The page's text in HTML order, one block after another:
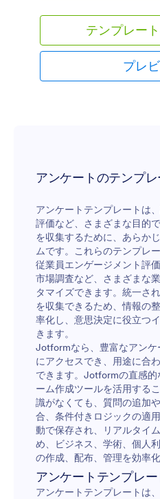
テンプレー
プレ
アンケートのテンプ
アンケートテンプレートは
評価など、さまざまな目的
を収集するために、あらか
ムです。これらのテンプレ
従業員エンゲージメント評
市場調査など、さまざまな
タマイズできます。統一さ
を収集できるため、情報の
率化し、意思決定に役立つ
きます。
Jotformなら、豊富なアン
にアクセスでき、用途に合
できます。Jotformの直感
ーム作成ツールを活用する
識がなくても、質問の追加
合、条件付きロジックの適
動で保存され、リアルタイ
め、ビジネス、学術、個人
の作成、配布、管理を効率化
アンケートテンプレ
アンケートテンプレートは